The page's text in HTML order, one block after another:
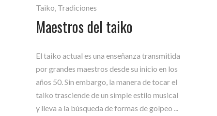
Taiko, Tradiciones
Maestros del taiko
El taiko actual es una enseñanza transmitida
por grandes maestros desde su inicio en los
años 50. Sin embargo, la manera de tocar el
taiko trasciende de un simple estilo musical
y lleva a la búsqueda de formas de golpeo